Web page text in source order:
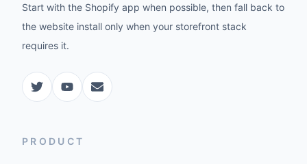
Start with the Shopify app when possible, then fall back to
the website install only when your storefront stack
requires it.
PRODUCT